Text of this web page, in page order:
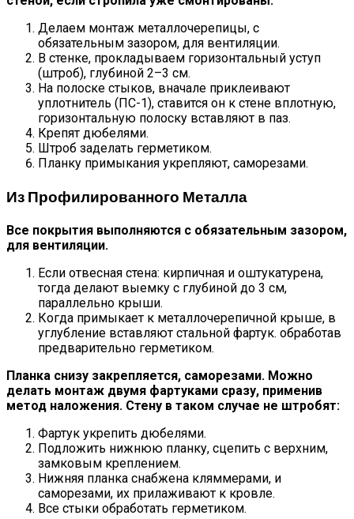
Делаем монтаж металлочерепицы, с
обязательным зазором, для вентиляции.
В стенке, прокладываем горизонтальный уступ
(штроб), глубиной 2–3 см.
На полоске стыков, вначале приклеивают
уплотнитель (ПС-1), ставится он к стене вплотную,
горизонтальную полоску вставляют в паз.
Крепят дюбелями.
Штроб заделать герметиком.
Планку примыкания укрепляют, саморезами.
Из Профилированного Металла
Все покрытия выполняются с обязательным зазором,
для вентиляции.
Если отвесная стена: кирпичная и оштукатурена,
тогда делают выемку с глубиной до 3 см,
параллельно крыши.
Когда примыкает к металлочерепичной крыше, в
углубление вставляют стальной фартук. обработав
предварительно герметиком.
Планка снизу закрепляется, саморезами. Можно
делать монтаж двумя фартуками сразу, применив
метод наложения. Стену в таком случае не штробят:
Фартук укрепить дюбелями.
Подложить нижнюю планку, сцепить с верхним,
замковым креплением.
Нижняя планка снабжена кляммерами, и
саморезами, их прилаживают к кровле.
Все стыки обработать герметиком.